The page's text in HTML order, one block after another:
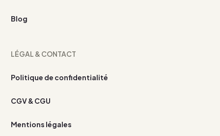
Blog
LÉGAL & CONTACT
Politique de confidentialité
CGV & CGU
Mentions légales